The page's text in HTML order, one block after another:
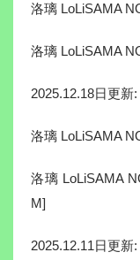
洛璃 LoLiSAMA
洛璃 LoLiSAMA
2025.12.18日更新:
洛璃 LoLiSAMA
洛璃 LoLiSAMA
M]
2025.12.11日更新: